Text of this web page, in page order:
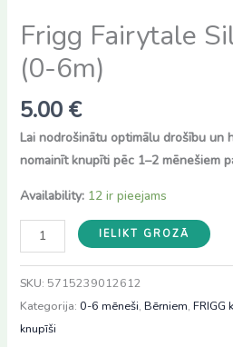
Frigg Fairytale
(0-6m)
5.00 €
Lai nodrošinātu optimālu drošību un
nomainīt knupīti pēc 1–2 mēnešiem
Availability: 12 ir pieejams
Frigg
Fairytale
Silicone
Blush
(0-
IELIKT GROZĀ
SKU: 5715239012612
Kategorija: 0-6 mēneši, Bērniem, FRIGG
knupīši